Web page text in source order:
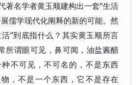
著名学者黄玉顺建构出一套“生活
儒学现代化阐释的新的可能。然
活”到底指什么？其实黄玉顺所言
所谓眼可见，鼻可闻，油盐酱醋
不可见，不可名的，不是东西
，不是一个东西，它不是存在